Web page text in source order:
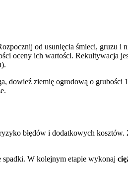
od usunięcia śmieci, gruzu i
oceny ich wartości. Rekultywacja
dowieź ziemię ogrodową o
błędów i dodatkowych kosztów.
W kolejnym etapie wykonaj